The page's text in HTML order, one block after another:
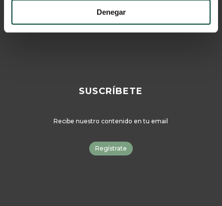
Denegar
Catálogo
SUSCRÍBETE
Recibe nuestro contenido en tu email
Regístrate